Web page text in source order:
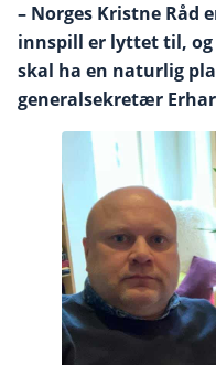
– Norges Kristne Råd
innspill er lyttet til,
skal ha en naturlig
generalsekretær